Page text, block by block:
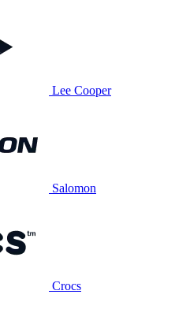
Lee Cooper
Salomon
Crocs